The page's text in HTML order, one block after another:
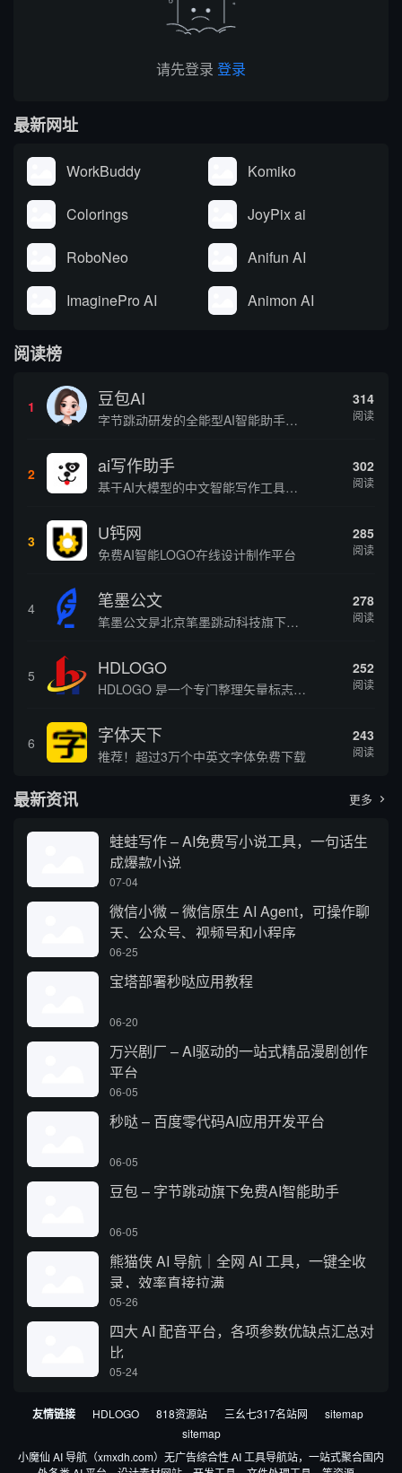
请先登录 登录
最新网址
WorkBuddy Komiko
Colorings JoyPix ai
RoboNeo Anifun AI
ImaginePro AI Animon AI
阅读榜
1 豆包AI
字节跳动研发的全能型AI智能助手，提供智能对话、知识问答、内容创作、学习办公等一站式AI服务
314
阅读
2 ai写作助手
基于AI大模型的中文智能写作工具，面向学生、自媒体、职场人士提供一站式文本创作服务 核心定位 AI写作助手是依托人工智能技术打造的创作辅助平台，专注中文文本生成与优化，帮助用户快速完成各类文案、文章、论文等内容创作，提升写作效率 核心功能 ...
302
阅读
3 U钙网
免费AI智能LOGO在线设计制作平台
285
阅读
4 笔墨公文
笔墨公文是北京笔墨跳动科技旗下垂直公文赛道 AIGC 创作平台，深耕体制公文专业场景，依托海量标准公文语料训练专属大模型。平台整合 AI 公文生成、全维度智能校对、范文库、实时更新素材库、标准化公文模板五大核心板块，兼顾公文快速撰写、文稿合...
278
阅读
5 HDLOGO
HDLOGO 是一个专门整理矢量标志和图标的网站，提供各类品牌和公司的矢量标志下载服务，主要面向设计师、营销人员和企业用户，帮他们获取高质量的品牌标识资源。
252
阅读
6 字体天下
推荐！超过3万个中英文字体免费下载
243
阅读
最新资讯 更多 
蛙蛙写作 – AI免费写小说工具，一句话生
成爆款小说
07-04
微信小微 – 微信原生 AI Agent，可操作聊
天、公众号、视频号和小程序
06-25
宝塔部署秒哒应用教程
06-20
万兴剧厂 – AI驱动的一站式精品漫剧创作
平台
06-05
秒哒 – 百度零代码AI应用开发平台
06-05
豆包 – 字节跳动旗下免费AI智能助手
06-05
熊猫侠 AI 导航｜全网 AI 工具，一键全收
录，效率直接拉满
05-26
四大 AI 配音平台，各项参数优缺点汇总对
比
05-24
友情链接 HDLOGO 818资源站 三幺七317名站网
sitemap
sitemap
小魔仙 AI 导航（xmxdh.com）无广告综合性 AI 工具导航站，一站式聚合国内